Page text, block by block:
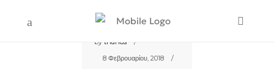
by thanos
8 Φεβρουαρίου, 2018